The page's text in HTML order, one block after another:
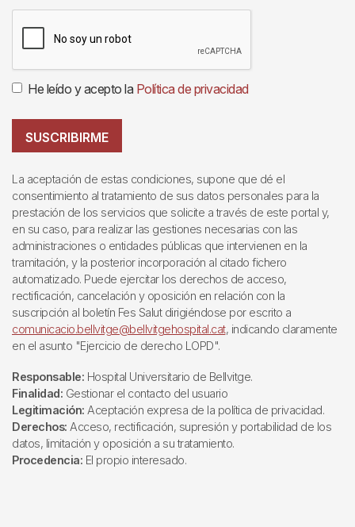
He leído y acepto la Política de privacidad
SUSCRIBIRME
La aceptación de estas condiciones, supone que dé el
consentimiento al tratamiento de sus datos personales para la
prestación de los servicios que solicite a través de este portal y,
en su caso, para realizar las gestiones necesarias con las
administraciones o entidades públicas que intervienen en la
tramitación, y la posterior incorporación al citado fichero
automatizado. Puede ejercitar los derechos de acceso,
rectificación, cancelación y oposición en relación con la
suscripción al boletín Fes Salut dirigiéndose por escrito a
comunicacio.bellvitge@bellvitgehospital.cat, indicando claramente
en el asunto "Ejercicio de derecho LOPD".
Responsable: Hospital Universitario de Bellvitge.
Finalidad: Gestionar el contacto del usuario
Legitimación: Aceptación expresa de la política de privacidad.
Derechos: Acceso, rectificación, supresión y portabilidad de los
datos, limitación y oposición a su tratamiento.
Procedencia: El propio interesado.